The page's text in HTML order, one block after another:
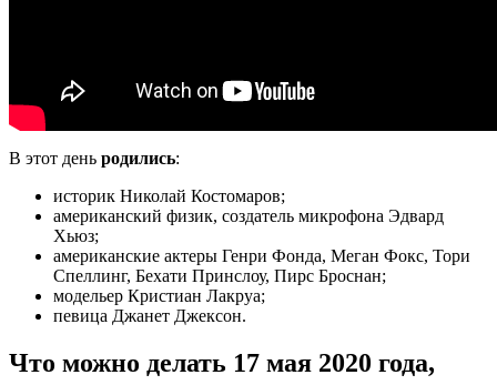
В этот день родились:
историк Николай Костомаров;
американский физик, создатель микрофона Эдвард
Хьюз;
американские актеры Генри Фонда, Меган Фокс, Тори
Спеллинг, Бехати Принслоу, Пирс Броснан;
модельер Кристиан Лакруа;
певица Джанет Джексон.
Что можно делать 17 мая 2020 года,